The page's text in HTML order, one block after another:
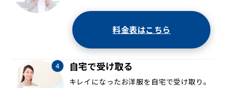
料金表はこちら
自宅で受け取る
キレイになったお洋服を自宅で受け取り。